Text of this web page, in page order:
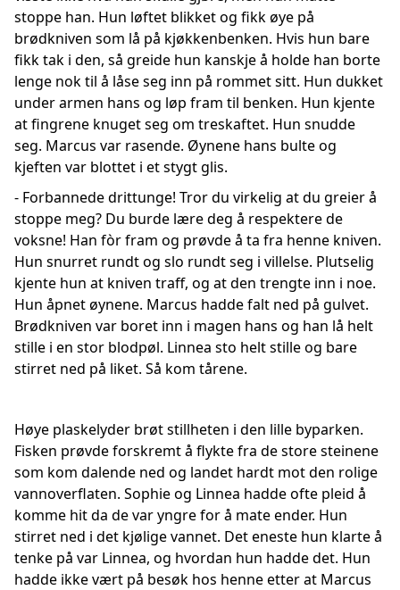
stoppe han. Hun løftet blikket og fikk øye på
brødkniven som lå på kjøkkenbenken. Hvis hun bare
fikk tak i den, så greide hun kanskje å holde han borte
lenge nok til å låse seg inn på rommet sitt. Hun dukket
under armen hans og løp fram til benken. Hun kjente
at fingrene knuget seg om treskaftet. Hun snudde
seg. Marcus var rasende. Øynene hans bulte og
kjeften var blottet i et stygt glis.
- Forbannede drittunge! Tror du virkelig at du greier å
stoppe meg? Du burde lære deg å respektere de
voksne! Han fòr fram og prøvde å ta fra henne kniven.
Hun snurret rundt og slo rundt seg i villelse. Plutselig
kjente hun at kniven traff, og at den trengte inn i noe.
Hun åpnet øynene. Marcus hadde falt ned på gulvet.
Brødkniven var boret inn i magen hans og han lå helt
stille i en stor blodpøl. Linnea sto helt stille og bare
stirret ned på liket. Så kom tårene.
Høye plaskelyder brøt stillheten i den lille byparken.
Fisken prøvde forskremt å flykte fra de store steinene
som kom dalende ned og landet hardt mot den rolige
vannoverflaten. Sophie og Linnea hadde ofte pleid å
komme hit da de var yngre for å mate ender. Hun
stirret ned i det kjølige vannet. Det eneste hun klarte å
tenke på var Linnea, og hvordan hun hadde det. Hun
hadde ikke vært på besøk hos henne etter at Marcus